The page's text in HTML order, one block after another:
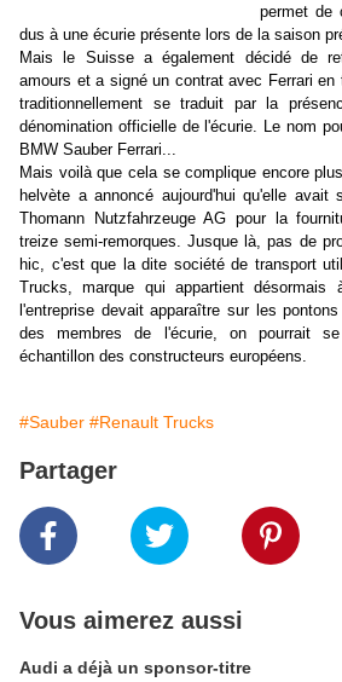
permet de
dus à une écurie présente lors de la saison
Mais le Suisse a également décidé de
amours et a signé un contrat avec Ferrari
traditionnellement se traduit par la
dénomination officielle de l'écurie. Le nom
BMW Sauber Ferrari...
Mais voilà que cela se complique encore
helvète a annoncé aujourd'hui qu'elle avait
Thomann Nutzfahrzeuge AG pour la
treize semi-remorques. Jusque là, pas de
hic, c'est que la dite société de transport
Trucks, marque qui appartient
l'entreprise devait apparaître sur les
des membres de l'écurie, on pourrait
échantillon des constructeurs européens.
#Sauber #Renault Trucks
Partager
Vous aimerez aussi
Audi a déjà un sponsor-titre